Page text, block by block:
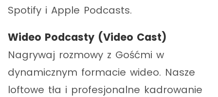
Spotify i Apple Podcasts.
Wideo Podcasty (Video Cast)
Nagrywaj rozmowy z Gośćmi w
dynamicznym formacie wideo. Nasze
loftowe tła i profesjonalne kadrowanie